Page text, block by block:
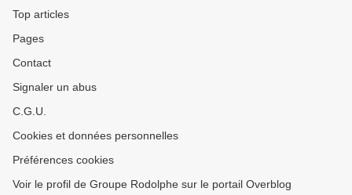
Top articles
Pages
Contact
Signaler un abus
C.G.U.
Cookies et données personnelles
Préférences cookies
Voir le profil de Groupe Rodolphe sur le portail Overblog